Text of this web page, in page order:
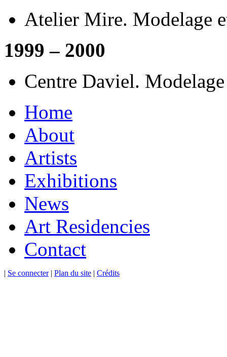
Atelier Mire. Modelage
1999 – 2000
Centre Daviel.
Home
About
Artists
Exhibitions
News
Art Residencies
Contact
Se connecter| Plan du site Crédits